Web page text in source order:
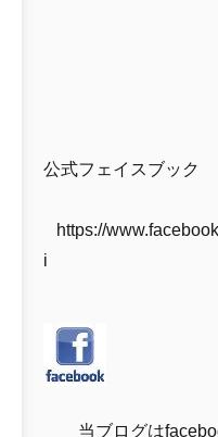
公式フェイスブック
https://
i
当ブログは